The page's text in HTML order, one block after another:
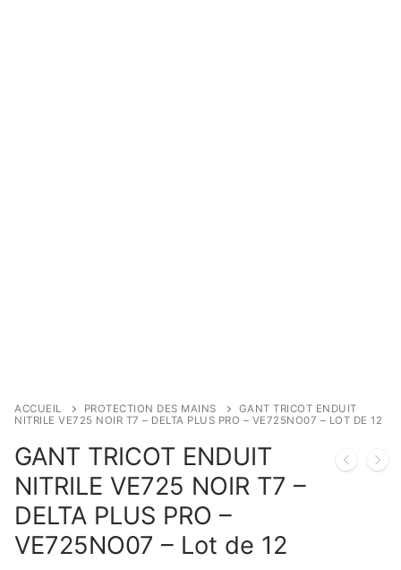
ACCUEIL PROTECTION DES MAINS
GANT TRICOT ENDUIT
NITRILE VE725 NOIR T7 – DELTA PLUS PRO – VE725NO07 – LOT DE 12
GANT TRICOT ENDUIT
NITRILE VE725 NOIR T7 –
DELTA PLUS PRO –
VE725NO07 – Lot de 12